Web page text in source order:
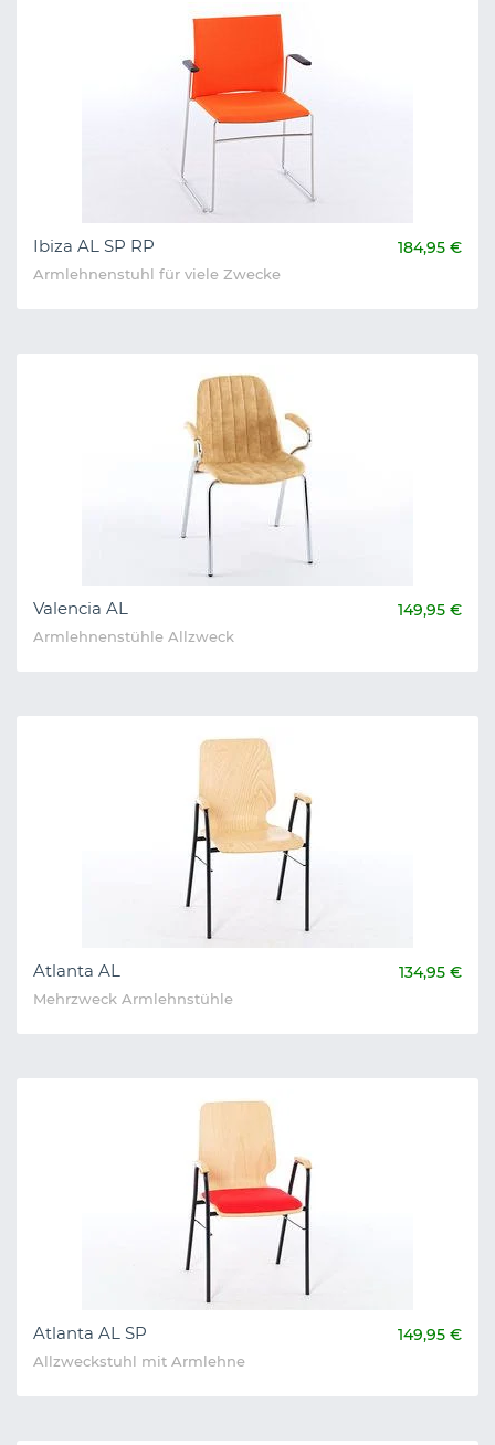
Ibiza AL SP RP 184,95 €
Armlehnenstuhl für viele Zwecke
Valencia AL 149,95 €
Armlehnenstühle Allzweck
Atlanta AL 134,95 €
Mehrzweck Armlehnstühle
Atlanta AL SP 149,95 €
Allzweckstuhl mit Armlehne